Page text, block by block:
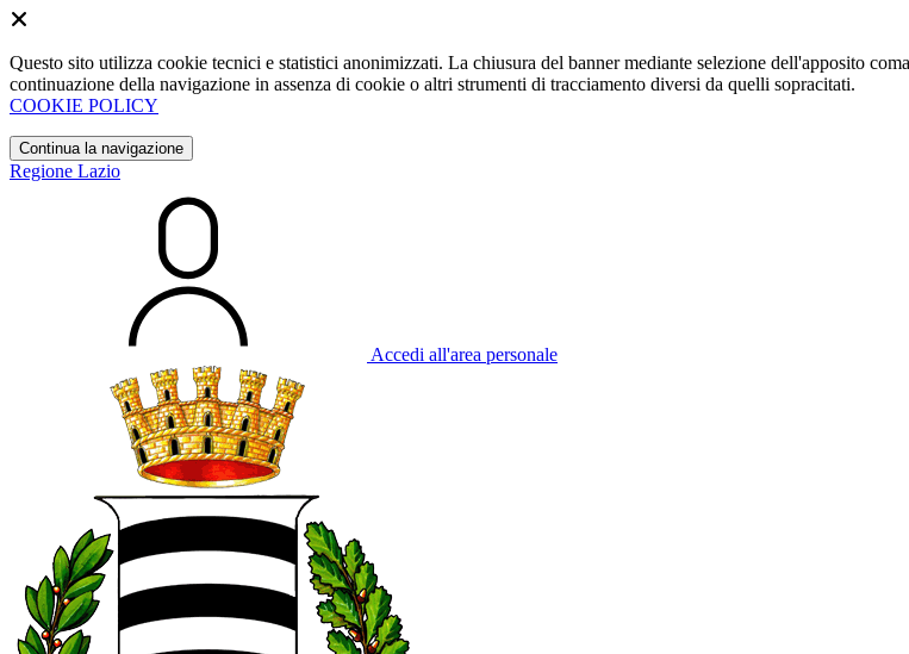
Questo sito utilizza cookie tecnici e statistici anonimizzati. La chiusura del banner mediante selezione dell'apposito
continuazione della navigazione in assenza di cookie o altri strumenti di tracciamento diversi da quelli sopracitati.
COOKIE POLICY
Continua la navigazione
Regione Lazio
Accedi all'area personale